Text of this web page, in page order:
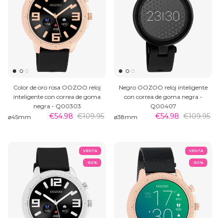
Color de oro rosa OOZOO reloj
inteligente con correa de goma
negra - Q00303
⌀45mm
€54.98 €109.95
Negro OOZOO reloj inteligente
con correa de goma negra -
Q00407
⌀38mm
€54.98 €109.95
VENTA
-50%
VENTA
-50%